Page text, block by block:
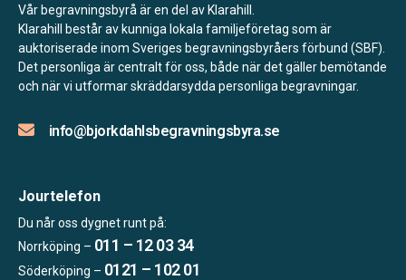
Sicklastråket 3,
131 54 Nacka
137 34 Västerhaninge
Hallsénius Begravningsbyrå Tyresö
Tyresö
Myggdalsvägen 8,
135 43 Tyresö
Hallsénius Begravningsbyrå Danderyd
Blixt Begravningsbyrå Trollhättan
Trollhättan
Vår begravningsbyrå är en del av Klarahill.
Klarahill består av kunniga lokala familjeföretag som är
auktoriserade inom Sveriges begravningsbyråers förbund (SBF).
Det personliga är centralt för oss, både när det gäller bemötande
och när vi utformar skräddarsydda personliga begravningar.
info@bjorkdahlsbegravningsbyra.se
Jourtelefon
Du når oss dygnet runt på:
Norrköping – 011 – 12 03 34
Söderköping – 0121 – 102 01